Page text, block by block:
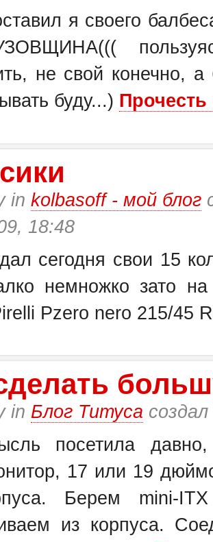
я своего
не свой конечно,
буду...)
in kolbasoff - мой блог
18:48
сегодня свои 15
немножко зато
Pzero nero 215/45
in Блог Титуса
посетила
17 или 19
Берем mini-
из корпуса.